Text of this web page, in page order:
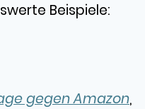
Beispiele:
gegen Amazon,